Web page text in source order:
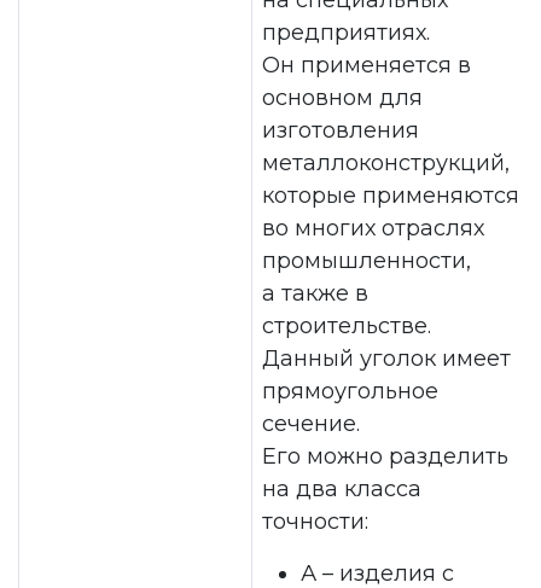
предприятиях.
Он применяется в
основном для
изготовления
металлоконструкций,
которые применяются
во многих отраслях
промышленности,
а также в
строительстве.
Данный уголок имеет
прямоугольное
сечение.
Его можно разделить
на два класса
точности:
А – изделия с